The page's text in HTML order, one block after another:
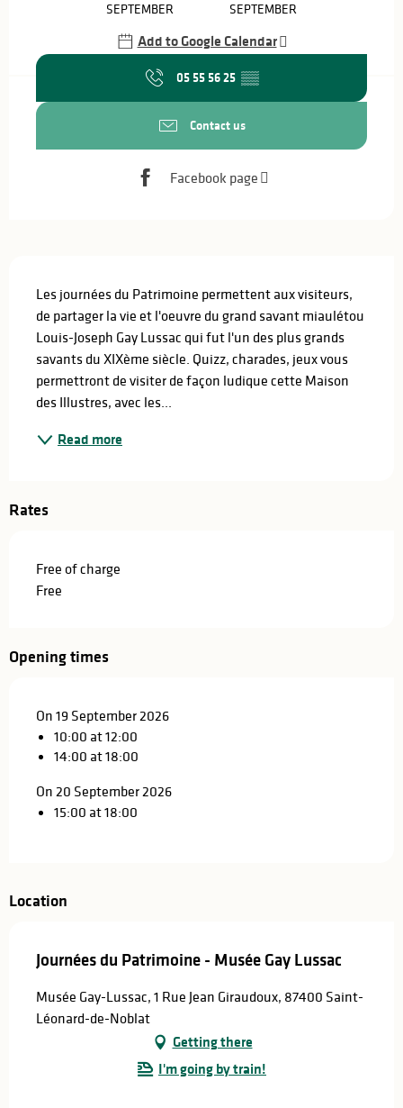
SEPTEMBER SEPTEMBER
Add to Google Calendar
05 55 56 25 ▒▒
Contact us
Facebook page
Les journées du Patrimoine permettent aux visiteurs,
de partager la vie et l'oeuvre du grand savant miaulétou
Louis-Joseph Gay Lussac qui fut l'un des plus grands
savants du XIXème siècle. Quizz, charades, jeux vous
permettront de visiter de façon ludique cette Maison
des Illustres, avec les...
Read more
Rates
Free of charge
Free
Opening times
On 19 September 2026
10:00 at 12:00
14:00 at 18:00
On 20 September 2026
15:00 at 18:00
Location
Journées du Patrimoine - Musée Gay Lussac
Musée Gay-Lussac, 1 Rue Jean Giraudoux, 87400 Saint-
Léonard-de-Noblat
Getting there
I'm going by train!